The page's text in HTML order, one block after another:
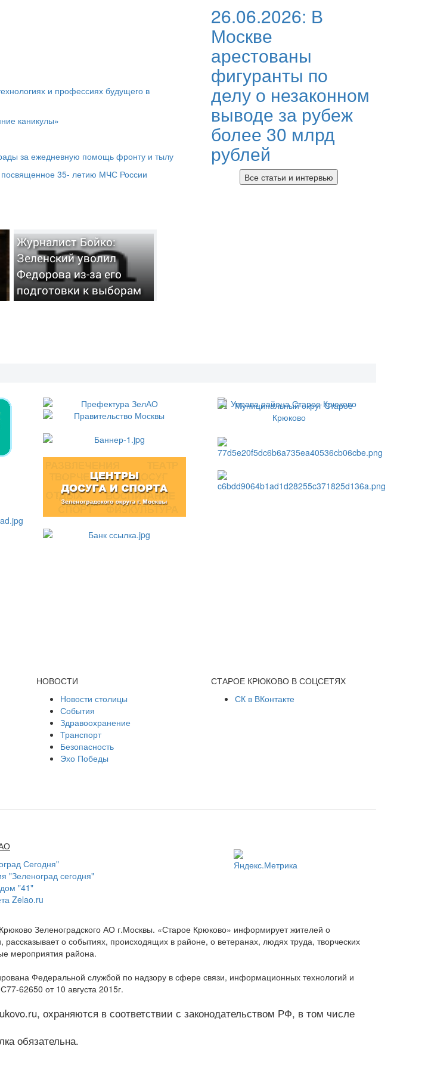
и профессиях будущего в
каникулы»
за ежедневную помощь фронту и тылу
посвященное 35- летию МЧС России
Журналист Бойко:
Зеленский уволил
Федорова из-за его
подготовки к выборам
26.06.2026: В
Москве
арестованы
фигуранты по
делу о незаконном
выводе за рубеж
более 30 млрд
рублей
Все статьи и интервью
НОВОСТИ
Новости столицы
События
Здравоохранение
Транспорт
Безопасность
Эхо Победы
СТАРОЕ КРЮКОВО В СОЦСЕТЯХ
СК в ВКонтакте
Сегодня"
"Зеленоград сегодня"
"41"
Zelao.ru
Зеленоградского АО г.Москвы. «Старое Крюково» информирует жителей о
о событиях, происходящих в районе, о ветеранах, людях труда, творческих
мероприятия района.
Федеральной службой по надзору в сфере связи, информационных технологий и
62650 от 10 августа 2015г.
охраняются в соответствии с законодательством РФ, в том числе
обязательна.